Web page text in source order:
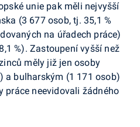
unie pak měli nejvyšší
(3 677 osob, tj. 35,1 %
na úřadech práce)
%). Zastoupení vyšší než
měly již jen osoby
a bulharským (1 171 osob)
práce neevidovali žádného